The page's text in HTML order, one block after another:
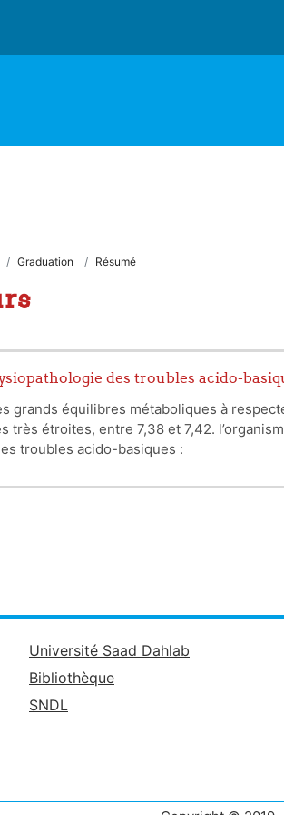
Graduation Résumé
des troubles acido-
grands équilibres métaboliques à
très étroites, entre 7,38 et 7,42.
troubles acido-basiques :
Université Saad Dahlab
Bibliothèque
SNDL